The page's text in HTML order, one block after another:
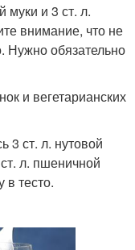
муки и 3 ст. л.
внимание, что не
Нужно обязательно
и вегетарианских
3 ст. л. нутовой
л. пшеничной
в тесто.